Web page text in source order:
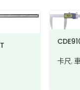
CDE910/CDE920/CDE
920W/CDE930/CDE9